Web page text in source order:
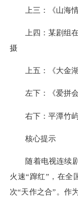
上三：《山海情
上四：某剧组在
摄
上五：《大金湖
左下：《爱拼会
右下：平潭竹屿
核心提示
随着电视连续剧
火速“蹿红”，在全
次“天作之合”。作